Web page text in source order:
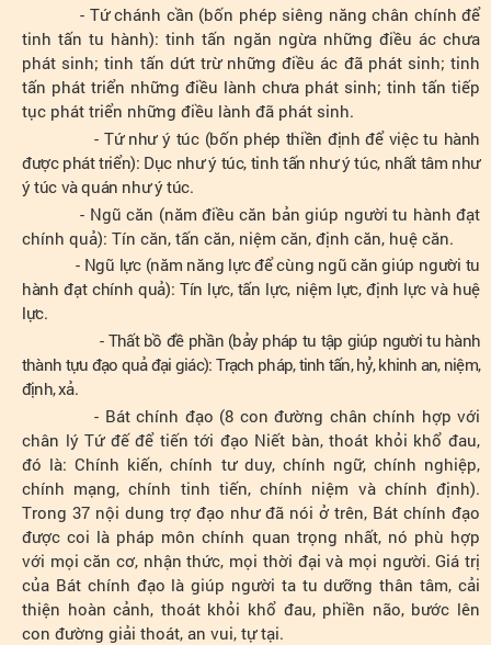
- Tứ chánh cần (bốn phép siêng năng chân chính để
tinh tấn tu hành): tinh tấn ngăn ngừa những điều ác chưa
phát sinh; tinh tấn dứt trừ những điều ác đã phát sinh; tinh
tấn phát triển những điều lành chưa phát sinh; tinh tấn tiếp
tục phát triển những điều lành đã phát sinh.
- Tứ như ý túc (bốn phép thiền định để việc tu hành
được phát triển): Dục như ý túc, tinh tấn như ý túc, nhất tâm như
ý túc và quán như ý túc.
- Ngũ căn (năm điều căn bản giúp người tu hành đạt
chính quả): Tín căn, tấn căn, niệm căn, định căn, huệ căn.
- Ngũ lực (năm năng lực để cùng ngũ căn giúp người tu
hành đạt chính quả): Tín lực, tấn lực, niệm lực, định lực và huệ
lực.
- Thất bồ đề phần (bảy pháp tu tập giúp người tu hành
thành tựu đạo quả đại giác): Trạch pháp, tinh tấn, hỷ, khinh an, niệm,
định, xả.
- Bát chính đạo (8 con đường chân chính hợp với
chân lý Tứ đế để tiến tới đạo Niết bàn, thoát khỏi khổ đau,
đó là: Chính kiến, chính tư duy, chính ngữ, chính nghiệp,
chính mạng, chính tinh tiến, chính niệm và chính định).
Trong 37 nội dung trợ đạo như đã nói ở trên, Bát chính đạo
được coi là pháp môn chính quan trọng nhất, nó phù hợp
với mọi căn cơ, nhận thức, mọi thời đại và mọi người. Giá trị
của Bát chính đạo là giúp người ta tu dưỡng thân tâm, cải
thiện hoàn cảnh, thoát khỏi khổ đau, phiền não, bước lên
con đường giải thoát, an vui, tự tại.